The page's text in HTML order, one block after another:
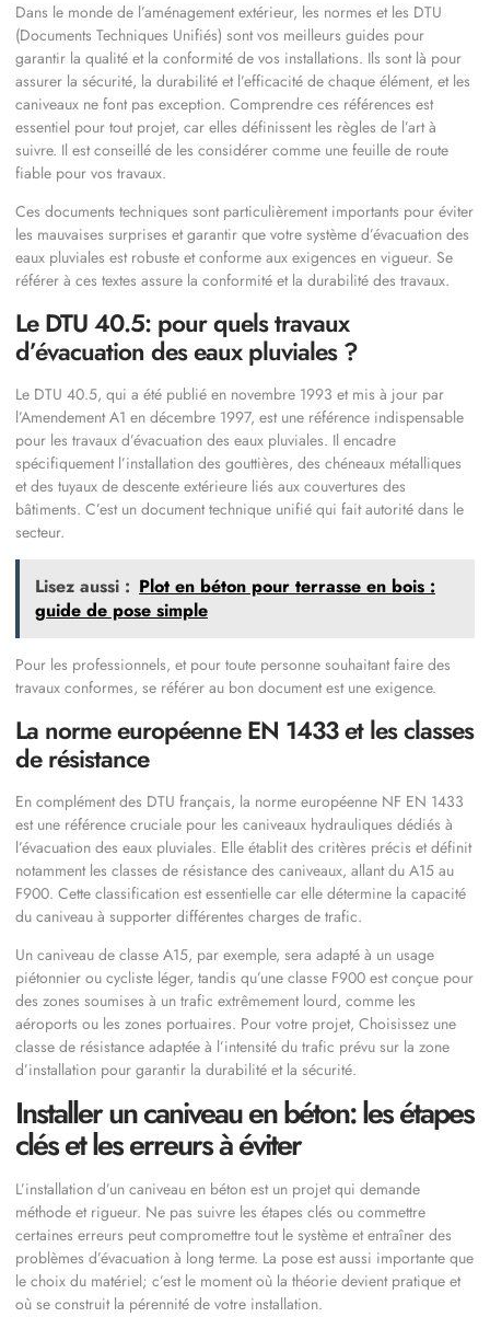
Dans le monde de l’aménagement extérieur, les normes et les DTU
(Documents Techniques Unifiés) sont vos meilleurs guides pour
garantir la qualité et la conformité de vos installations. Ils sont là pour
assurer la sécurité, la durabilité et l’efficacité de chaque élément, et les
caniveaux ne font pas exception. Comprendre ces références est
essentiel pour tout projet, car elles définissent les règles de l’art à
suivre. Il est conseillé de les considérer comme une feuille de route
fiable pour vos travaux.
Ces documents techniques sont particulièrement importants pour éviter
les mauvaises surprises et garantir que votre système d’évacuation des
eaux pluviales est robuste et conforme aux exigences en vigueur. Se
référer à ces textes assure la conformité et la durabilité des travaux.
Le DTU 40.5: pour quels travaux
d’évacuation des eaux pluviales ?
Le DTU 40.5, qui a été publié en novembre 1993 et mis à jour par
l’Amendement A1 en décembre 1997, est une référence indispensable
pour les travaux d’évacuation des eaux pluviales. Il encadre
spécifiquement l’installation des gouttières, des chéneaux métalliques
et des tuyaux de descente extérieure liés aux couvertures des
bâtiments. C’est un document technique unifié qui fait autorité dans le
secteur.
Lisez aussi : Plot en béton pour terrasse en bois :
guide de pose simple
Pour les professionnels, et pour toute personne souhaitant faire des
travaux conformes, se référer au bon document est une exigence.
La norme européenne EN 1433 et les classes
de résistance
En complément des DTU français, la norme européenne NF EN 1433
est une référence cruciale pour les caniveaux hydrauliques dédiés à
l’évacuation des eaux pluviales. Elle établit des critères précis et définit
notamment les classes de résistance des caniveaux, allant du A15 au
F900. Cette classification est essentielle car elle détermine la capacité
du caniveau à supporter différentes charges de trafic.
Un caniveau de classe A15, par exemple, sera adapté à un usage
piétonnier ou cycliste léger, tandis qu’une classe F900 est conçue pour
des zones soumises à un trafic extrêmement lourd, comme les
aéroports ou les zones portuaires. Pour votre projet, Choisissez une
classe de résistance adaptée à l’intensité du trafic prévu sur la zone
d’installation pour garantir la durabilité et la sécurité.
Installer un caniveau en béton: les étapes
clés et les erreurs à éviter
L’installation d’un caniveau en béton est un projet qui demande
méthode et rigueur. Ne pas suivre les étapes clés ou commettre
certaines erreurs peut compromettre tout le système et entraîner des
problèmes d’évacuation à long terme. La pose est aussi importante que
le choix du matériel; c’est le moment où la théorie devient pratique et
où se construit la pérennité de votre installation.